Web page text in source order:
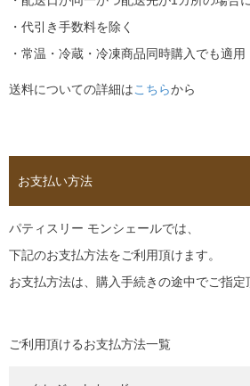
・代引き手数料を除く
・常温・冷蔵・冷凍商品同時購入でも適用
送料についての詳細はこちらから
お支払い方法
パティスリー モンシェールでは、
下記のお支払方法をご利用頂けます。
お支払方法は、購入手続きの途中でご指定
ご利用頂けるお支払方法一覧